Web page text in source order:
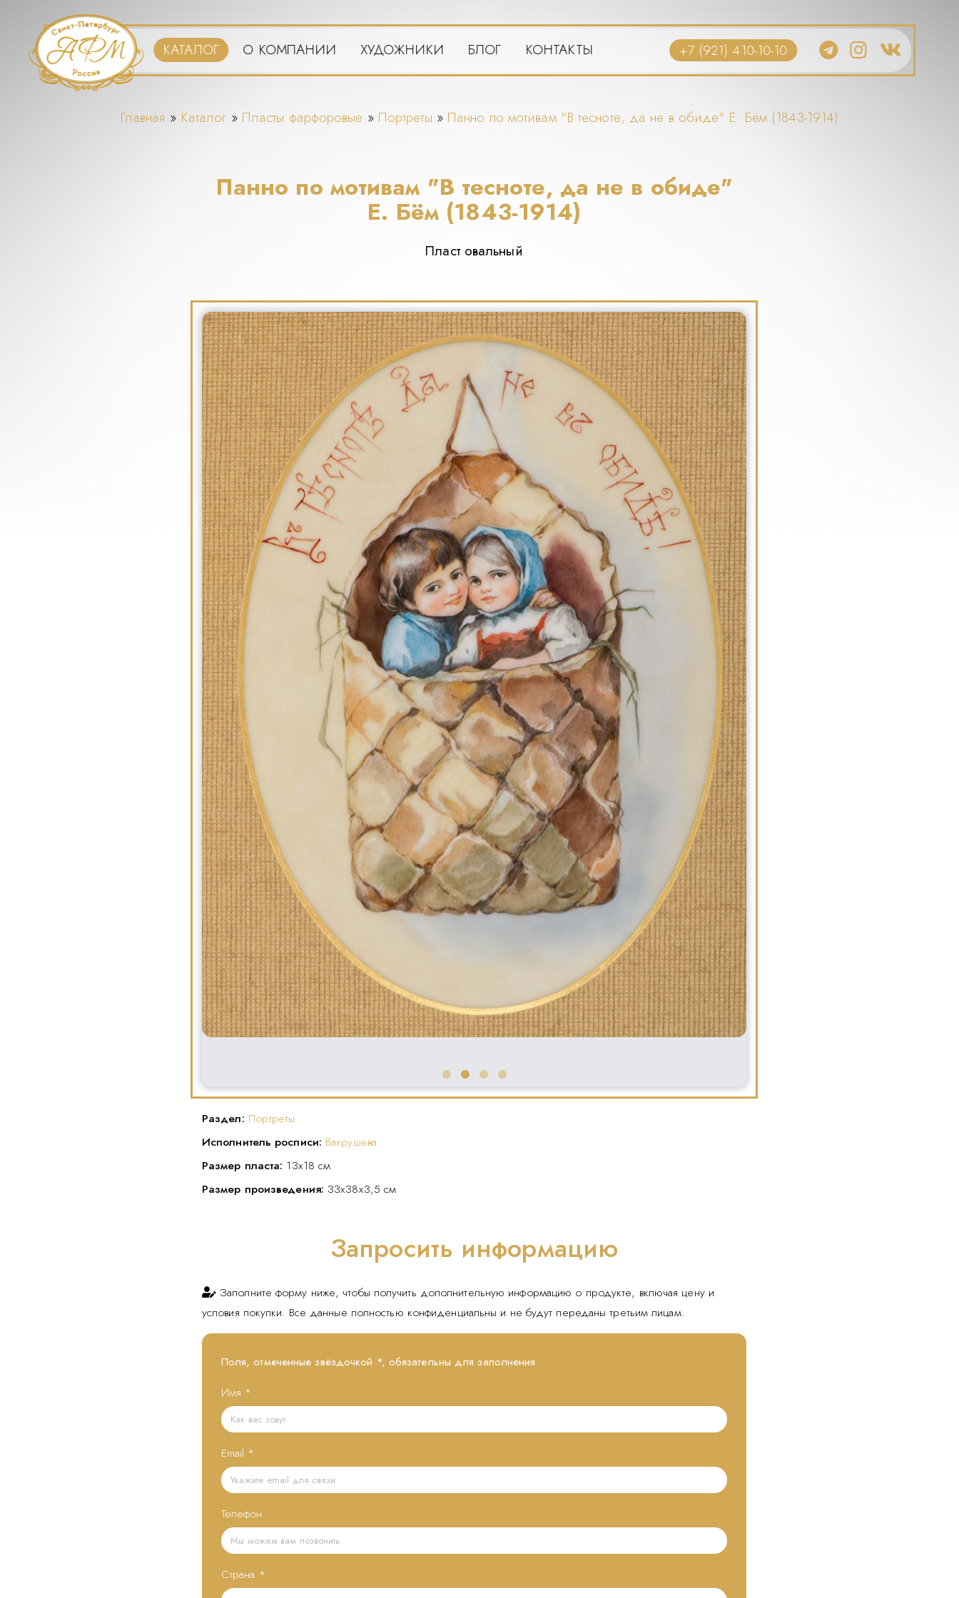
основному
содержанию
КАТАЛОГ О КОМПАНИИ ХУДОЖНИКИ БЛОГ КОНТАКТЫ +7 (921) 410-10-10
Вы
Главная » Каталог » Пласты фарфоровые » Портреты » Панно по мотивам "В тесноте, да не в обиде" Е. Бём (1843-1914)
Панно по мотивам "В тесноте, да не в обиде"
Е. Бём (1843-1914)
Пласт овальный
Раздел: Портреты
Исполнитель росписи: Вахрушева
Размер пласта: 13х18 см
Размер произведения: 33х38х3,5 см
Запросить информацию
Заполните форму ниже, чтобы получить дополнительную информацию о продукте, включая цену и
условия покупки. Все данные полностью конфиденциальны и не будут переданы третьим лицам.
Поля, отмеченные звёздочкой *, обязательны для заполнения.
Имя *
Email *
Телефон
Страна *